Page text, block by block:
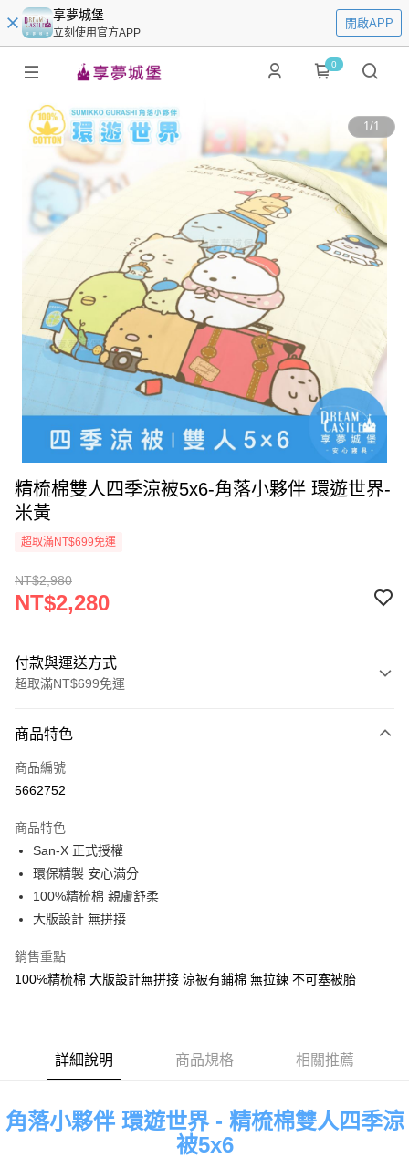
享夢城堡
立刻使用官方APP
開啟APP
0
1/1
精梳棉雙人四季涼被5x6-角落小夥伴 環遊世界-
米黃
超取滿NT$699免運
NT$2,980
NT$2,280
付款與運送方式
超取滿NT$699免運
信用卡一次付款
超商取貨付款
Apple Pay
街口支付
悠遊付
Google Pay
ATM付款
全家★依產品說明
每筆NT$60，滿NT$699(含以上)免運費
7-11★依產品說明
每筆NT$60，滿NT$699(含以上)免運費
商品特色
商品編號
5662752
商品特色
San-X 正式授權
環保精製 安心滿分
100%精梳棉 親膚舒柔
大版設計 無拼接
銷售重點
100℅精梳棉 大版設計無拼接 涼被有鋪棉 無拉鍊 不可塞被胎
詳細說明 商品規格 相關推薦
角落小夥伴 環遊世界 - 精梳棉雙人四季涼
被5x6